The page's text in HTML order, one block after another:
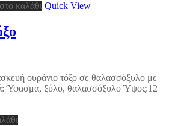
καλάθι Quick View
ουράνιο τόξο σε θαλασσόξυλο με
Ύφασμα, ξύλο, θαλασσόξυλο Ύψος:12